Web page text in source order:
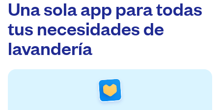
Una sola app para todas
tus necesidades de
lavandería